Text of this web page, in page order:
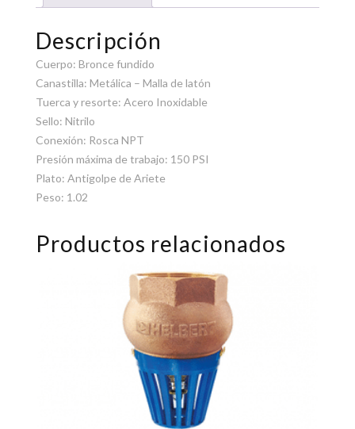
Descripción
Cuerpo: Bronce fundido
Canastilla: Metálica – Malla de latón
Tuerca y resorte: Acero Inoxidable
Sello: Nitrilo
Conexión: Rosca NPT
Presión máxima de trabajo: 150 PSI
Plato: Antigolpe de Ariete
Peso: 1.02
Productos relacionados